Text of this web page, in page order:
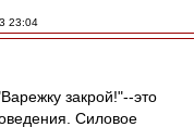
23:04
закрой!"--это
Силовое